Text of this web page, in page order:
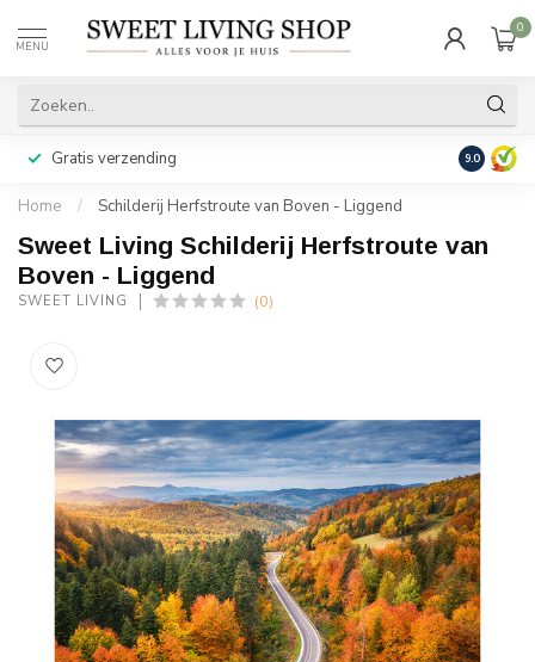
MENU
0
Gratis verzending Achteraf
9.0
Home / Schilderij Herfstroute van Boven - Liggend
Sweet Living Schilderij Herfstroute van
Boven - Liggend
SWEET LIVING (0)